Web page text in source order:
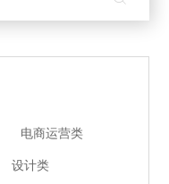
电商运营类
设计类